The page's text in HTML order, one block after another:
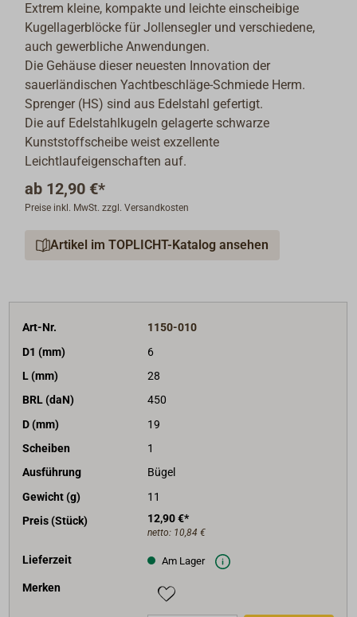
Extrem kleine, kompakte und leichte einscheibige
Kugellagerblöcke für Jollensegler und verschiedene,
auch gewerbliche Anwendungen.
Die Gehäuse dieser neuesten Innovation der
sauerländischen Yachtbeschläge-Schmiede Herm.
Sprenger (HS) sind aus Edelstahl gefertigt.
Die auf Edelstahlkugeln gelagerte schwarze
Kunststoffscheibe weist exzellente
Leichtlaufeigenschaften auf.
ab 12,90 €*
Preise inkl. MwSt. zzgl. Versandkosten
Artikel im TOPLICHT-Katalog ansehen
Art-Nr.
1150-010
D1 (mm)
6
L (mm)
28
BRL (daN)
450
D (mm)
19
Scheiben
1
Ausführung
Bügel
Gewicht (g)
11
Preis (Stück)
12,90 €*
netto: 10,84 €
Lieferzeit Am Lager
Merken